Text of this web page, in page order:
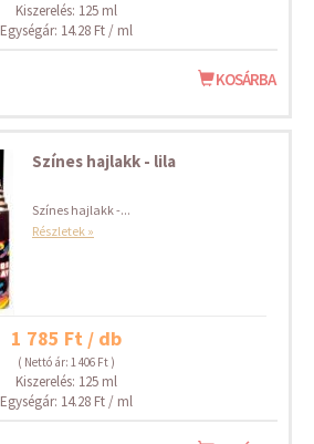
Kiszerelés: 125 ml
Egységár: 14.28 Ft / ml
KOSÁRBA
Színes hajlakk - lila
Színes hajlakk -...
Részletek »
1 785 Ft / db
( Nettó ár: 1 406 Ft )
Kiszerelés: 125 ml
Egységár: 14.28 Ft / ml